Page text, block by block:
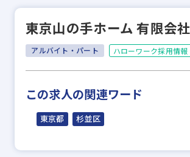
東京山の手ホーム 有限会社
アルバイト・パート ハローワーク採用情報
この求人の関連ワード
東京都 杉並区